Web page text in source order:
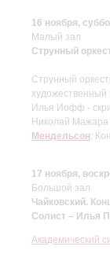
16 ноября,
Малый зал
Струнный
Струнный
Илья Иофф -
Николай
Мендельсон:
17 ноября,
Большой зал
Чайковский.
Солист – Илья
Академический